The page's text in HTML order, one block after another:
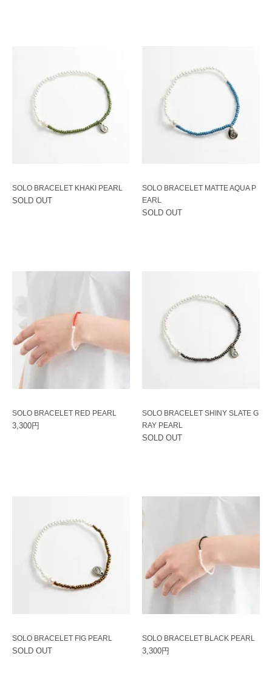
SOLO BRACELET KHAKI PEARL
SOLD OUT
SOLO BRACELET MATTE AQUA P
EARL
SOLD OUT
SOLO BRACELET RED PEARL
3,300円
SOLO BRACELET SHINY SLATE G
RAY PEARL
SOLD OUT
SOLO BRACELET FIG PEARL
SOLD OUT
SOLO BRACELET BLACK PEARL
3,300円